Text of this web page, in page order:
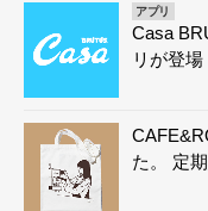
アプリ
Casa
リが登場
た。 定